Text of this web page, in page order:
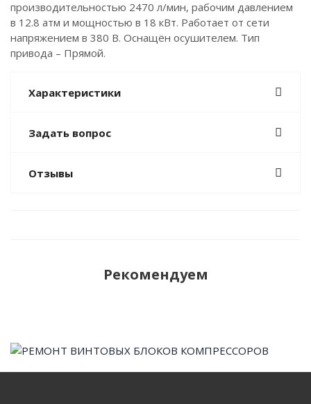
производительностью 2470 л/мин, рабочим давлением
в 12.8 атм и мощностью в 18 кВт. Работает от сети
напряжением в 380 В. Оснащён осушителем. Тип
привода – Прямой.
Характеристики
Задать вопрос
Отзывы
Рекомендуем